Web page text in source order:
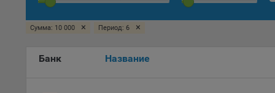
Сумма: 10 000 × Период: 6 ×
Банк Название